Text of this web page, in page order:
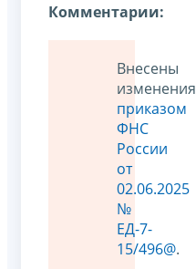
Комментарии:
Внесены
изменения
приказом
ФНС
России
от
02.06.2025
№
ЕД-7-
15/496@.